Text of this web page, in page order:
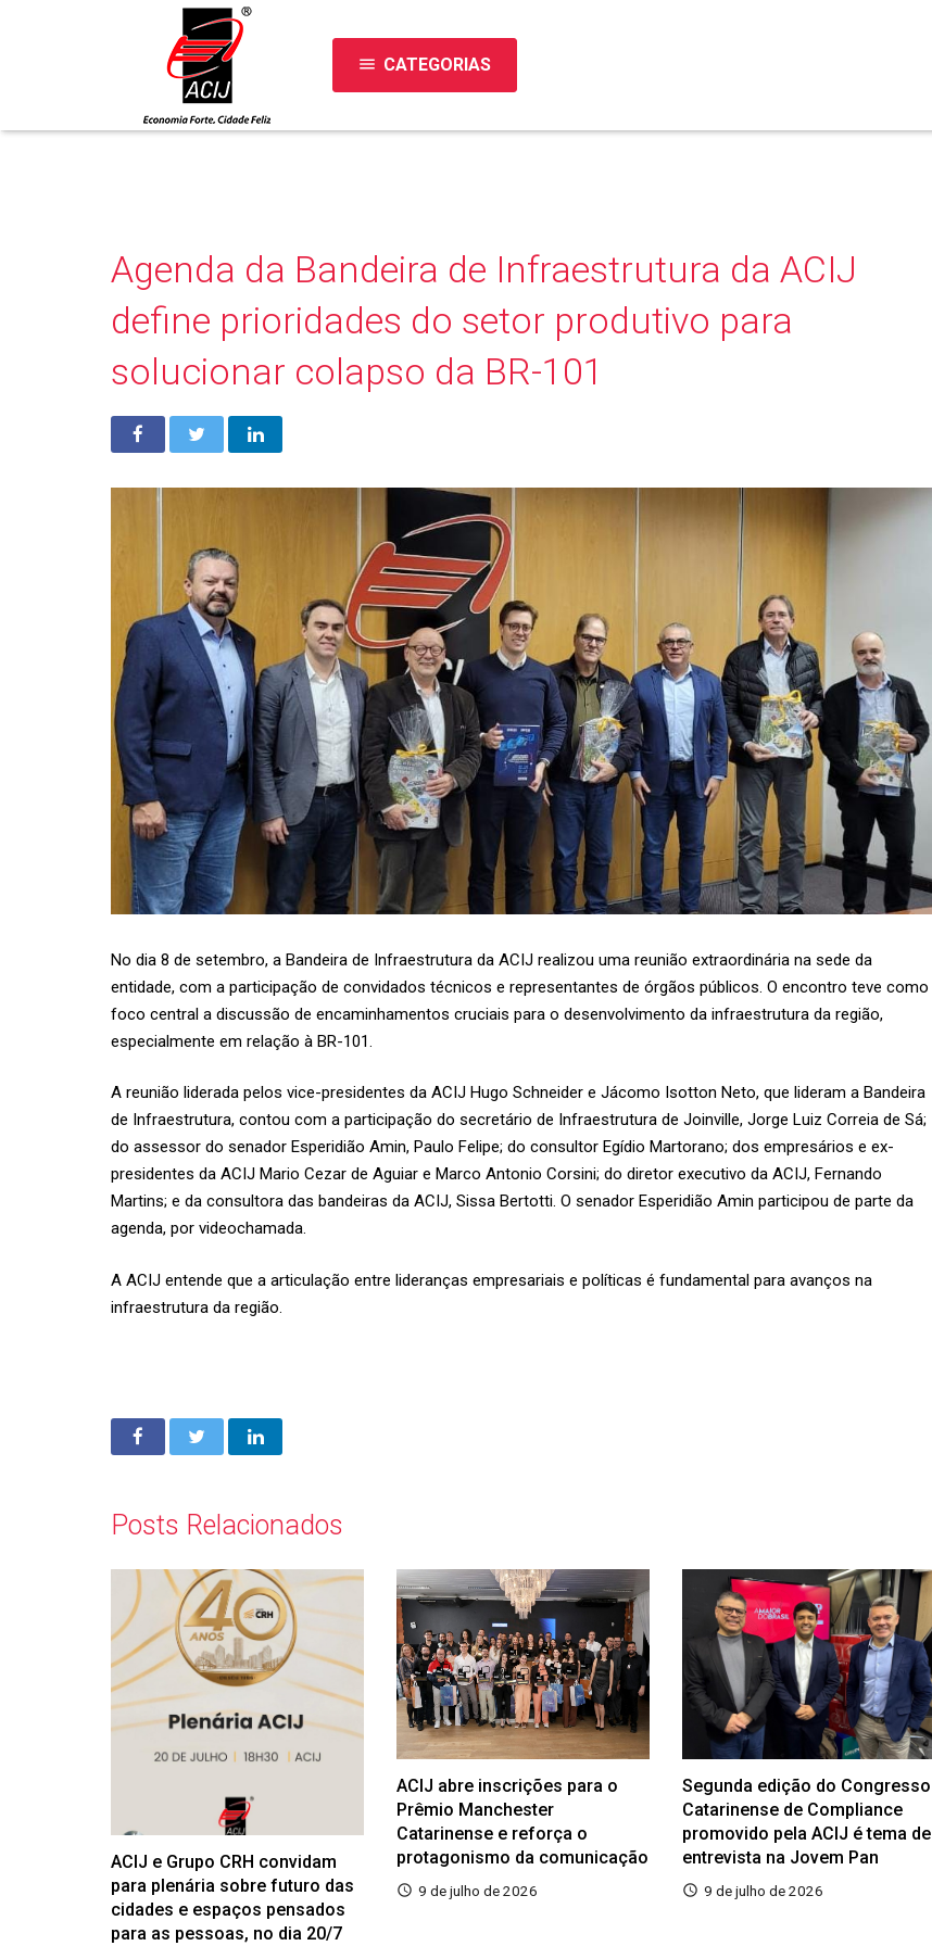
menu CATEGORIAS
Agenda da Bandeira de Infraestrutura da ACIJ
define prioridades do setor produtivo para
solucionar colapso da BR-101
No dia 8 de setembro, a Bandeira de Infraestrutura da ACIJ realizou uma reunião extraordinária na sede da
entidade, com a participação de convidados técnicos e representantes de órgãos públicos. O encontro teve como
foco central a discussão de encaminhamentos cruciais para o desenvolvimento da infraestrutura da região,
especialmente em relação à BR-101.
A reunião liderada pelos vice-presidentes da ACIJ Hugo Schneider e Jácomo Isotton Neto, que lideram a Bandeira
de Infraestrutura, contou com a participação do secretário de Infraestrutura de Joinville, Jorge Luiz Correia de Sá;
do assessor do senador Esperidião Amin, Paulo Felipe; do consultor Egídio Martorano; dos empresários e ex-
presidentes da ACIJ Mario Cezar de Aguiar e Marco Antonio Corsini; do diretor executivo da ACIJ, Fernando
Martins; e da consultora das bandeiras da ACIJ, Sissa Bertotti. O senador Esperidião Amin participou de parte da
agenda, por videochamada.
A ACIJ entende que a articulação entre lideranças empresariais e políticas é fundamental para avanços na
infraestrutura da região.
Posts Relacionados
ACIJ e Grupo CRH convidam
para plenária sobre futuro das
cidades e espaços pensados
para as pessoas, no dia 20/7
ACIJ abre inscrições para o
Prêmio Manchester
Catarinense e reforça o
protagonismo da comunicação
9 de julho de 2026
Segunda edição do Congresso
Catarinense de Compliance
promovido pela ACIJ é tema de
entrevista na Jovem Pan
9 de julho de 2026